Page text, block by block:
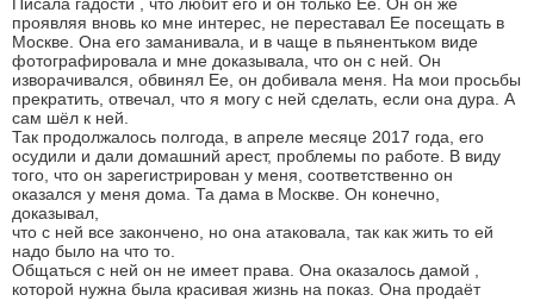
проявляя вновь ко мне интерес, не переставал Ее посещать в
Москве. Она его заманивала, и в чаще в пьянентьком виде
фотографировала и мне доказывала, что он с ней. Он
изворачивался, обвинял Ее, он добивала меня. На мои просьбы
прекратить, отвечал, что я могу с ней сделать, если она дура. А
сам шёл к ней.
Так продолжалось полгода, в апреле месяце 2017 года, его
осудили и дали домашний арест, проблемы по работе. В виду
того, что он зарегистрирован у меня, соответственно он
оказался у меня дома. Та дама в Москве. Он конечно,
доказывал,
что с ней все закончено, но она атаковала, так как жить то ей
надо было на что то.
Общаться с ней он не имеет права. Она оказалось дамой ,
которой нужна была красивая жизнь на показ. Она продаёт